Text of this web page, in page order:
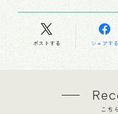
ポストする シェアする
こち